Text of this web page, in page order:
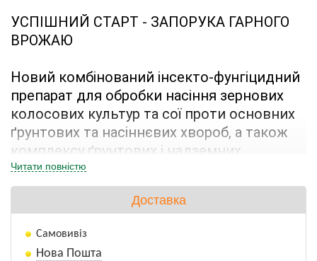
УСПІШНИЙ СТАРТ - ЗАПОРУКА ГАРНОГО
ВРОЖАЮ
Новий комбінований інсекто-фунгіцидний
препарат для обробки насіння зернових
колосових культур та сої проти основних
ґрунтових та насіннєвих хвороб, а також
комплексу ґрунтових і надземних
шкідників.
ПЕРЕВАГИ ВИКОРИСТАННЯ
Читати повністю
Доставка
Самовивіз
Нова Пошта